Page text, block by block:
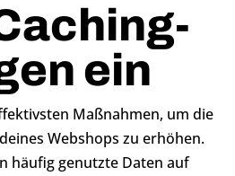
ein
Maßnahmen, um die
Webshops zu erhöhen.
häufig genutzte Daten auf